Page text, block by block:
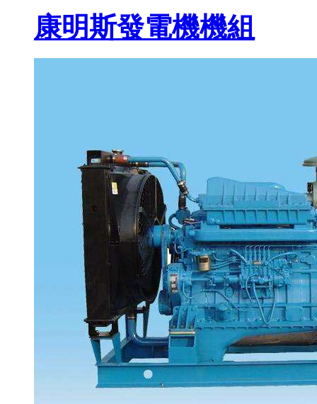
康明斯發電機機組